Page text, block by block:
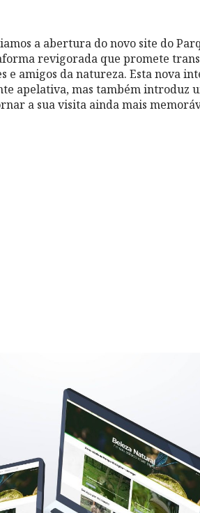
a abertura do novo site do
revigorada que promete
e amigos da natureza. Esta nova
apelativa, mas também introduz
a sua visita ainda mais